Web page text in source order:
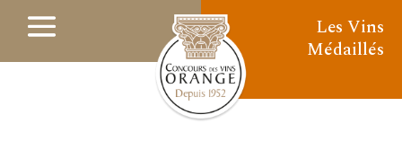
Les Vins
Médaillés